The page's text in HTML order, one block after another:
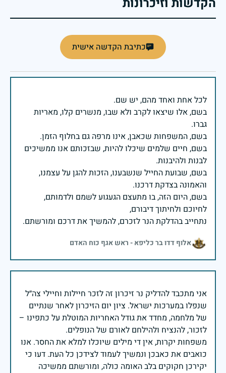
כתיבת הקדשה אישית
בשם, אלו שיצאו לקרב ולא שבו, מנשרים קלו, מאריות
בשם, חיים שלמים שיכלו להיות, שבזכותם אנו ממשיכים
בשם, שבועת החייל שנשבענו, הזכות להגן על עצמנו,
בשם, היום הזה, בו מתעצם הגעגוע לשמם ולדמותם,
נתחייב בהדלקת הנר לזכרם, להמשיך את דרכם ומורשתם.
אלוף דדו בר כליפא - ראש אגף כוח האדם
אני מתכבד להדליק נר זיכרון זה לזכר חיילות וחיילי צה״ל
שנפלו במערכות ישראל. ציון יום הזיכרון לאחר שנתיים
של מלחמה, מחדד את גודל האחריות המוטלת על כתפינו –
משפחות יקרות, אין די מילים שיוכלו למלא את החסר. אנו
כואבים את כאבכן ונמשיך לעמוד לצידכן כל העת. דעו כי
יקירכן חקוקים בלב האומה כולה, ומורשתם ממשיכה